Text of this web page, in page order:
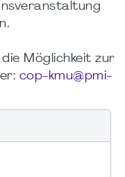
Möglichkeit zur
cop-kmu@pmi-